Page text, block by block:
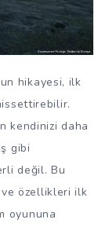
hikayesi, ilk
kendinizi daha
gibi
değil. Bu
ve özellikleri ilk
oyununa